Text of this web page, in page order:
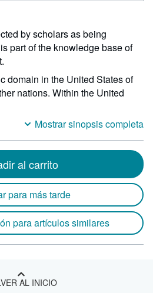
by scholars as being
part of the knowledge base of
domain in the United States of
nations. Within the United
Mostrar sinopsis completa
al carrito
para más tarde
para artículos similares
AL INICIO